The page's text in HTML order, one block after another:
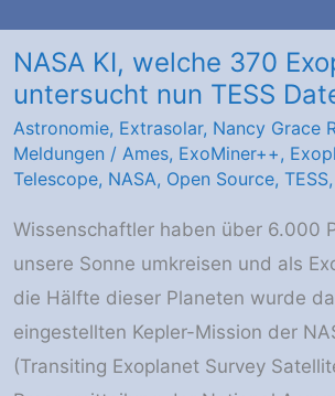
NASA KI, welche 370
untersucht nun TESS
Astronomie, Extrasolar, Nancy Grace
Meldungen / Ames, ExoMiner++,
Telescope, NASA, Open Source, TESS,
Wissenschaftler haben über 6.000
unsere Sonne umkreisen und als
die Hälfte dieser Planeten wurde
eingestellten Kepler-Mission der
(Transiting Exoplanet Survey